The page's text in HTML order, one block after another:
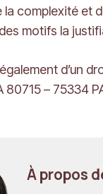
la complexité et
motifs la
d’un
80715 – 75334
À propos